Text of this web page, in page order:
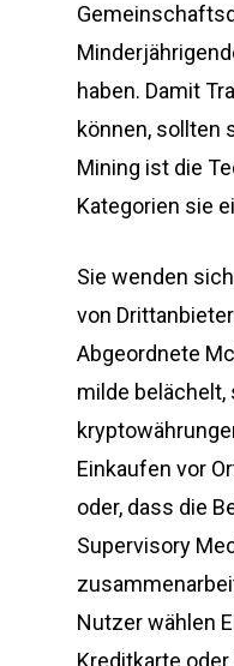
haben. Damit
können, sollten
Mining ist die
Kategorien sie
Sie wenden
von
Abgeordnete
milde
Einkaufen vor
oder, dass die
Supervisory
Nutzer wählen
Kreditkarte oder